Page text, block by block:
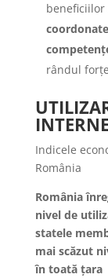
rândul
Indicele
România
România
nivel de
statele
mai scăzut
în toată țara